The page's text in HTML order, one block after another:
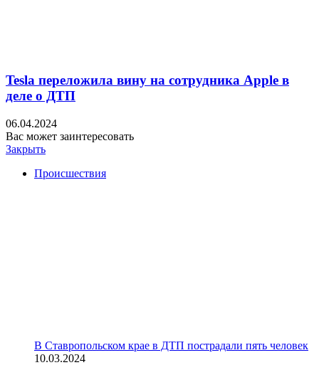
Tesla переложила вину на сотрудника Apple в
деле о ДТП
06.04.2024
Вас может заинтересовать
Закрыть
Происшествия
В Ставропольском крае в ДТП пострадали пять человек
10.03.2024